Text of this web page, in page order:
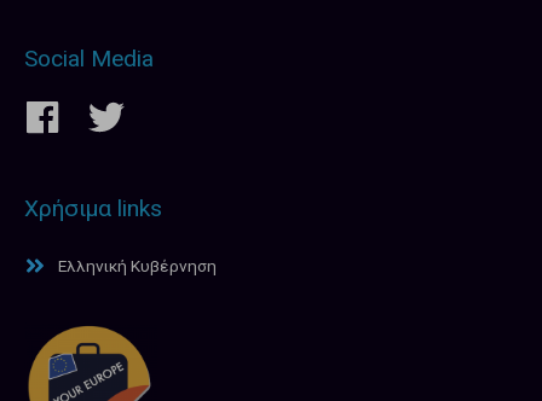
Social Media
Χρήσιμα links
Ελληνική Κυβέρνηση